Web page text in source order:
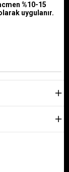
%10-15
uygulanır.